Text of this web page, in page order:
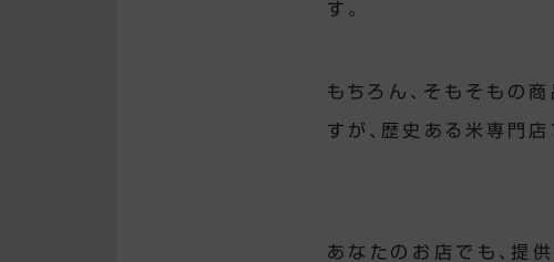
す。
もちろん、そもそもの
すが、歴史ある米専門
あなたのお店でも、提